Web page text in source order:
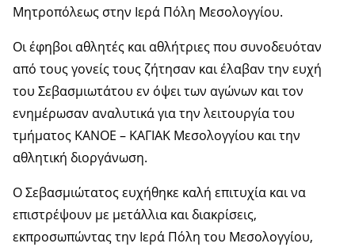
Μητροπόλεως στην Ιερά Πόλη Μεσολογγίου.
Οι έφηβοι αθλητές και αθλήτριες που συνοδευόταν
από τους γονείς τους ζήτησαν και έλαβαν την ευχή
του Σεβασμιωτάτου εν όψει των αγώνων και τον
ενημέρωσαν αναλυτικά για την λειτουργία του
τμήματος ΚΑΝΟΕ – ΚΑΓΙΑΚ Μεσολογγίου και την
αθλητική διοργάνωση.
Ο Σεβασμιώτατος ευχήθηκε καλή επιτυχία και να
επιστρέψουν με μετάλλια και διακρίσεις,
εκπροσωπώντας την Ιερά Πόλη του Μεσολογγίου,